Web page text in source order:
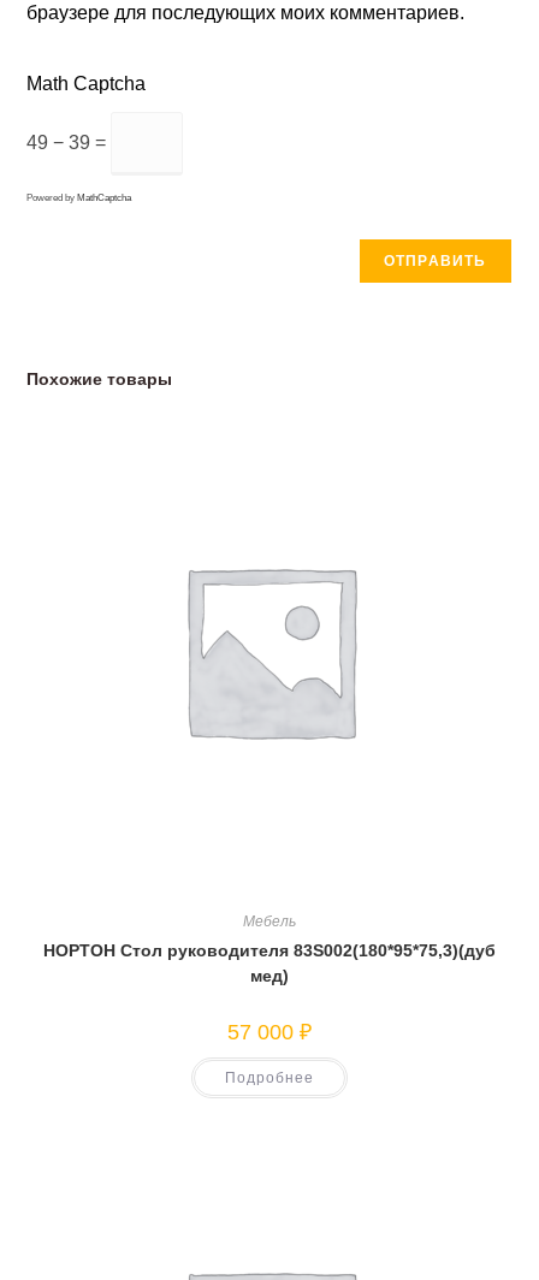
браузере для последующих моих комментариев.
Math Captcha
49 − 39 =
Powered by MathCaptcha
Похожие товары
Мебель
НОРТОН Стол руководителя 83S002(180*95*75,3)(дуб
мед)
57 000 ₽
Подробнее